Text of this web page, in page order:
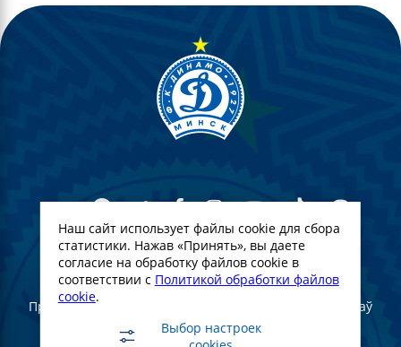
© Футбольны клуб Дынама-Мінск. 2022
Пры поўным або частковым выкарыстанні матэрыялаў
спасылка на афіцыйны сайт ФК "Дынама-Мінск"
абавязковая
Наш сайт использует файлы cookie для сбора
статистики. Нажав «Принять», вы даете
согласие на обработку файлов cookie в
соответствии с Политикой обработки файлов
cookie.
Выбор настроек